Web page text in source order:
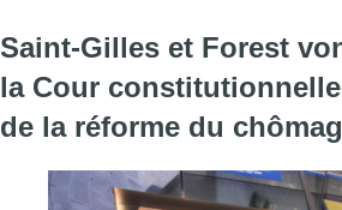
Saint-Gilles et Forest
la Cour
de la réforme du